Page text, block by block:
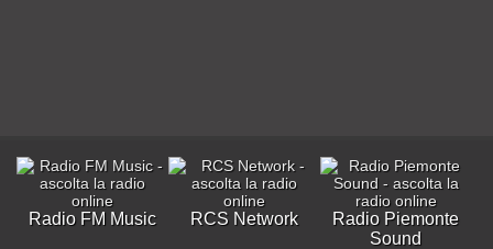
Radio FM Music RCS Network
Radio Piemonte
Sound